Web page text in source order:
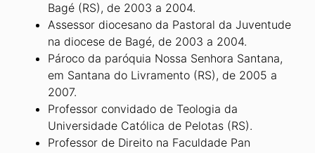
Bagé (RS), de 2003 a 2004.
Assessor diocesano da Pastoral da Juventude
na diocese de Bagé, de 2003 a 2004.
Pároco da paróquia Nossa Senhora Santana,
em Santana do Livramento (RS), de 2005 a
2007.
Professor convidado de Teologia da
Universidade Católica de Pelotas (RS).
Professor de Direito na Faculdade Pan